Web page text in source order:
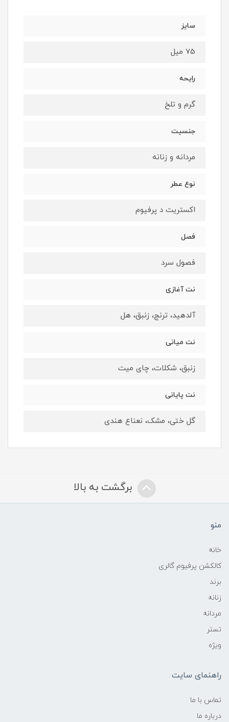
سایز
75 میل
رایحه
گرم و تلخ
جنسیت
مردانه و زنانه
نوع عطر
اکستریت د پرفیوم
فصل
فصول سرد
نت آغازی
آلدهید، ترنج، زنبق، هل
نت میانی
زنبق، شکلات، چای میت
نت پایانی
گل ختی، مشک، نعناع هندی
برگشت به بالا
منو
خانه
کالکشن پرفیوم گالری
برند
زنانه
مردانه
تستر
ویژه
راهنمای سایت
تماس با ما
درباره ما